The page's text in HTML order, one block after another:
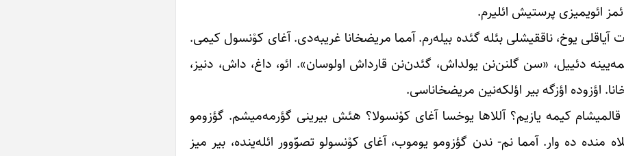
دئمز ائویمیزی پرستیش ائلیرم.
آیاقلی یوخ، ناققیشلی بئله گئده بیله‌رم. آمما مریضخانا غریبه‌دی. آغای کوْنسول کیمی.
دئییل، «سن گلنن‌نن یولداش، گئدن‌نن قارداش اولوسان». ائو، داغ، داش، دنیز،
اؤزوده اؤزگه بیر اؤلکه‌نین مریضخاناسی.
کیمه یازیم؟ آللاها یوخسا آغای کوْنسولا؟ هئش بیرینی گؤرمه‌میشم. گؤزومو
منده ده وار. آمما نم- ‌ندن گؤزومو یوموب، آغای کوْنسولو تصوّوور ائله‌ینده، بیر میز